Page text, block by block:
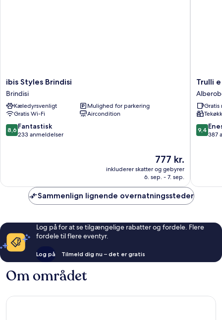
ibis
Styles
Brindisi
Brindisi
ibis Styles Brindisi
Brindisi
Kæledyrsvenligt
Mulighed for parkering
Gratis Wi-Fi
Aircondition
8.6
ud
8,6 Fantastisk
233 anmeldelser
Prisen
er
777 kr.
777 kr.
inkluderer skatter og gebyrer
6. sep. - 7. sep.
Trulli
e
Puglia
Trulli
Gratis
9.4
ud
9,4
387
Sammenlign lignende overnatningssteder
Log på for at se tilgængelige rabatter og fordele. Flere
fordele til flere eventyr.
Log på Tilmeld dig nu – det er gratis
Om området